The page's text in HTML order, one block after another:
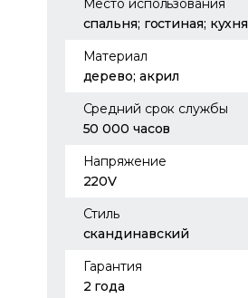
Место использования
спальня; гостиная; кухня
Материал
дерево; акрил
Средний срок службы
50 000 часов
Напряжение
220V
Стиль
скандинавский
Гарантия
2 года